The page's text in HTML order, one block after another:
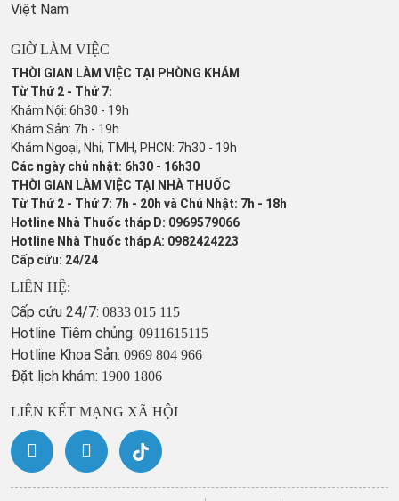
Việt Nam
GIỜ LÀM VIỆC
THỜI GIAN LÀM VIỆC TẠI PHÒNG KHÁM
Từ Thứ 2 - Thứ 7:
Khám Nội: 6h30 - 19h
Khám Sản: 7h - 19h
Khám Ngoại, Nhi, TMH, PHCN: 7h30 - 19h
Các ngày chủ nhật: 6h30 - 16h30
THỜI GIAN LÀM VIỆC TẠI NHÀ THUỐC
Từ Thứ 2 - Thứ 7: 7h - 20h và Chủ Nhật: 7h - 18h
Hotline Nhà Thuốc tháp D: 0969579066
Hotline Nhà Thuốc tháp A: 0982424223
Cấp cứu: 24/24
LIÊN HỆ:
Cấp cứu 24/7: 0833 015 115
Hotline Tiêm chủng: 0911615115
Hotline Khoa Sản: 0969 804 966
Đặt lịch khám: 1900 1806
LIÊN KẾT MẠNG XÃ HỘI